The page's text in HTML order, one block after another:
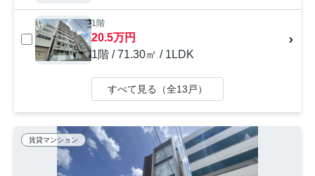
1階
20.5万円
1階 / 71.30㎡ / 1LDK
すべて見る（全13戸）
賃貸マンション